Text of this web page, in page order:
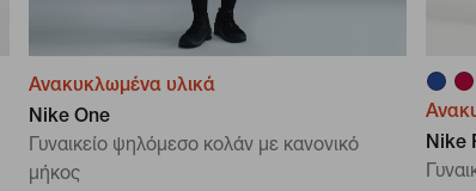
Ανακυκλωμένα υλικά
Nike One
Γυναικείο ψηλόμεσο κολάν με κανονικό
μήκος
Nike